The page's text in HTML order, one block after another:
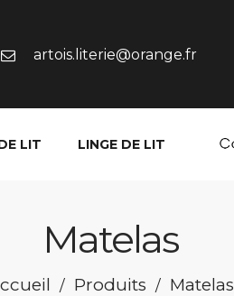
artois.literie@orange.fr
LIT LINGE DE LIT
Matelas
/ Produits / Matelas